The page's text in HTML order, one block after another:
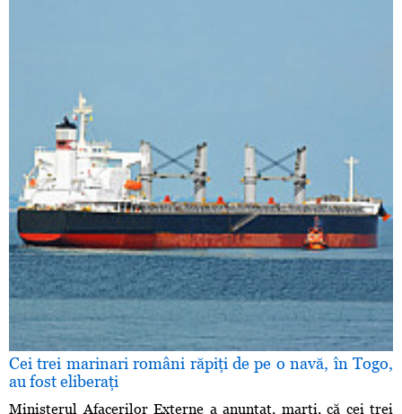
Cei trei marinari români răpiţi de pe o navă, în Togo,
au fost eliberaţi
Ministerul Afacerilor Externe a anunţat, marţi, că cei trei